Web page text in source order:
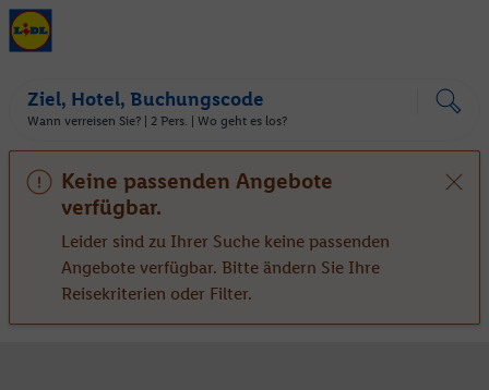
Ziel, Hotel, Buchungscode
Wann verreisen Sie? | 2 Pers. | Wo geht es los?
Keine passenden Angebote
verfügbar.
Leider sind zu Ihrer Suche keine passenden
Angebote verfügbar. Bitte ändern Sie Ihre
Reisekriterien oder Filter.